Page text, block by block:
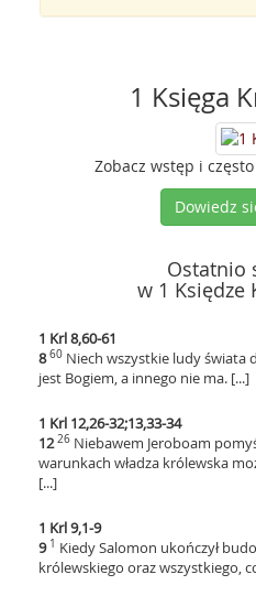
1 Księga
Zobacz wstęp i
Dowiedz
Ostatnio
w 1 Księdze
1 Krl 8,60-61
8 60 Niech wszystkie ludy świata
jest Bogiem, a innego nie ma. [...]
1 Krl 12,26-32;13,33-34
12 26 Niebawem Jeroboam
warunkach władza królewska
[...]
1 Krl 9,1-9
91 Kiedy Salomon ukończył
królewskiego oraz wszystkiego,